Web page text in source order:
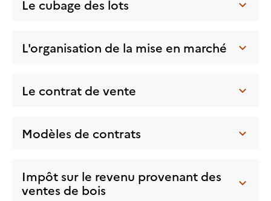
Le cubage des lots
L'organisation de la mise en marché
Le contrat de vente
Modèles de contrats
Impôt sur le revenu provenant des
ventes de bois